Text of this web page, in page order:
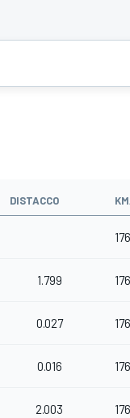
DISTACCO
1.799
0.027
0.016
2.003